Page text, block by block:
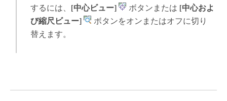
するには、 [中心ビュー] ボタンまたは [中心およ
び縮尺ビュー]
ボタンをオンまたはオフに切り
替えます。